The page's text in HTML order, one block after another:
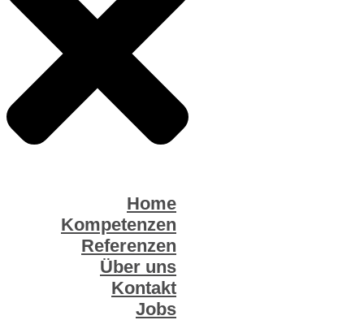
Home
Kompetenzen
Referenzen
Über uns
Kontakt
Jobs